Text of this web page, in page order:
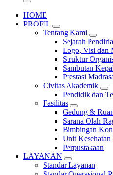
HOME
PROFIL
Tentang Kami
Sejarah
Logo, Visi dan
Struktur
Sambutan
Prestasi
Civitas Akademik
Pendidik dan
Fasilitas
Gedung &
Sarana Olah
Bimbingan
Unit Kesehatan
Perpustakaan
LAYANAN
Standar Layanan